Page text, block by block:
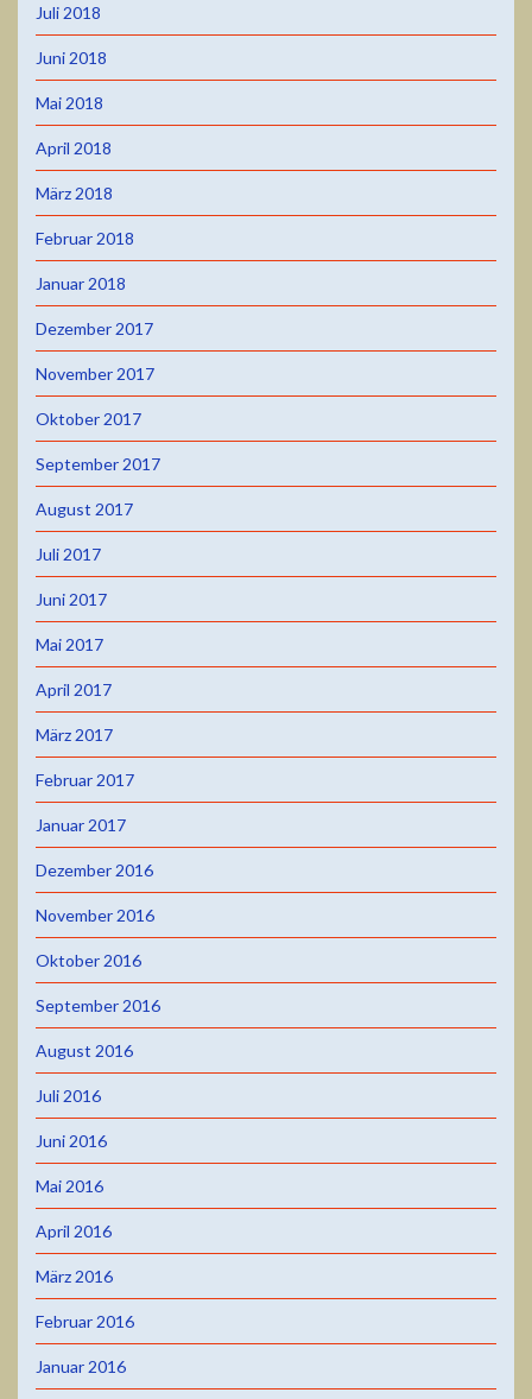
Juli 2018
Juni 2018
Mai 2018
April 2018
März 2018
Februar 2018
Januar 2018
Dezember 2017
November 2017
Oktober 2017
September 2017
August 2017
Juli 2017
Juni 2017
Mai 2017
April 2017
März 2017
Februar 2017
Januar 2017
Dezember 2016
November 2016
Oktober 2016
September 2016
August 2016
Juli 2016
Juni 2016
Mai 2016
April 2016
März 2016
Februar 2016
Januar 2016